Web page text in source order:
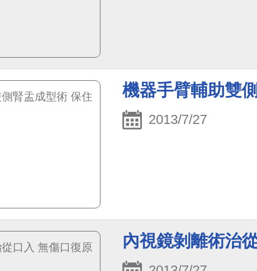
機器手臂輔助雙
2013/7/27
內視鏡剝離術治